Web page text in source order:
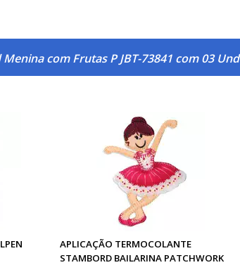
com Frutas P JBT-73841 com 03 Und
APLICAÇÃO TERMOCOLANTE
STAMBORD BAILARINA PATCHWORK